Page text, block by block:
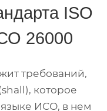
ISO
26000
требований,
которое
языке ИСО, в нем